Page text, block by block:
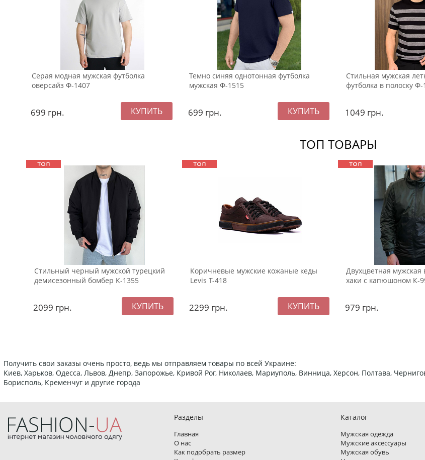
Серая модная мужская футболка
оверсайз Ф-1407
699 грн.
Темно синяя однотонная футболка
мужская Ф-1515
699 грн.
Стильная мужская
футболка в полоску Ф-
1049 грн.
ТОП ТОВАРЫ
Стильный черный мужской турецкий
демисезонный бомбер К-1355
2099 грн.
Коричневые мужские кожаные кеды
Levis Т-418
2299 грн.
Двухцветная мужская
хаки с капюшоном К-
979 грн.
Получить свои заказы очень просто, ведь мы отправляем товары по всей Украине:
Киев, Харьков, Одесса, Львов, Днепр, Запорожье, Кривой Рог, Николаев, Мариуполь, Винница, Херсон, Полтава,
Борисполь, Кременчуг и другие города
Разделы
Главная
О нас
Как подобрать размер
Каталог
Мужская одежда
Мужские аксессуары
Мужская обувь